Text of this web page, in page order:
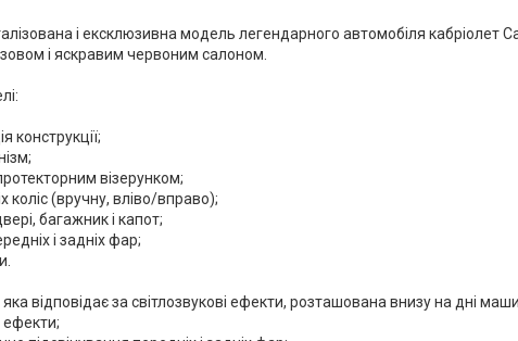
і ексклюзивна модель легендарного автомобіля кабріолет
і яскравим червоним салоном.
конструкції;
візерунком;
коліс (вручну, вліво/вправо);
багажник і капот;
і задніх фар;
відповідає за світлозвукові ефекти, розташована внизу на дні
ефекти;